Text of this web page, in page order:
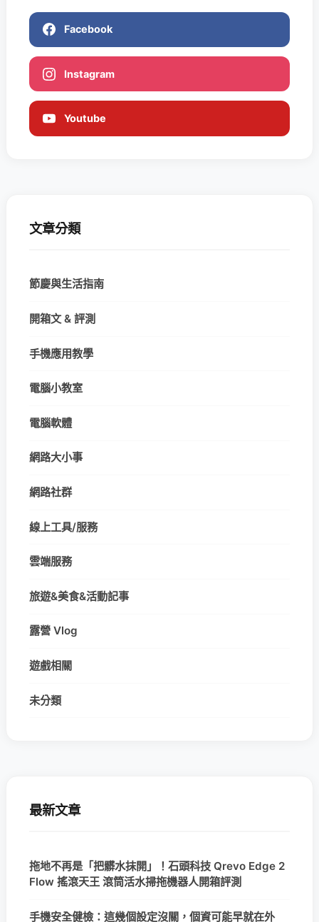
Facebook
Instagram
Youtube
文章分類
節慶與生活指南
開箱文 & 評測
手機應用教學
電腦小教室
電腦軟體
網路大小事
網路社群
線上工具/服務
雲端服務
旅遊&美食&活動記事
露營 Vlog
遊戲相關
未分類
最新文章
拖地不再是「把髒水抹開」！石頭科技 Qrevo Edge 2
Flow 搖滾天王 滾筒活水掃拖機器人開箱評測
手機安全健檢：這幾個設定沒關，個資可能早就在外